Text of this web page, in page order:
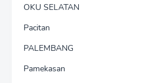
OKU SELATAN
Pacitan
PALEMBANG
Pamekasan